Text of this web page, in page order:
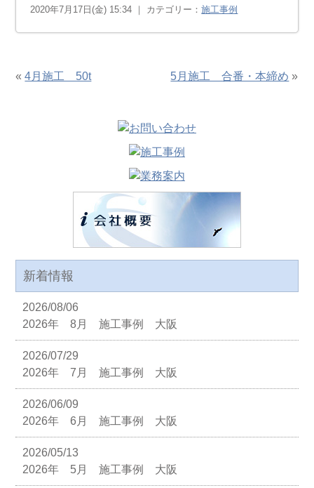
2020年7月17日(金) 15:34 ｜ カテゴリー：施工事例
«4月施工 50t 5月施工 合番・本締め »
新着情報
2026/08/06
2026年 8月 施工事例 大阪
2026/07/29
2026年 7月 施工事例 大阪
2026/06/09
2026年 6月 施工事例 大阪
2026/05/13
2026年 5月 施工事例 大阪